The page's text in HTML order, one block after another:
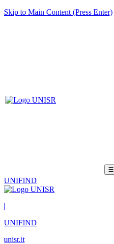
Skip to Main Content (Press Enter)
☰
UNIFIND
|
UNIFIND
unisr.it